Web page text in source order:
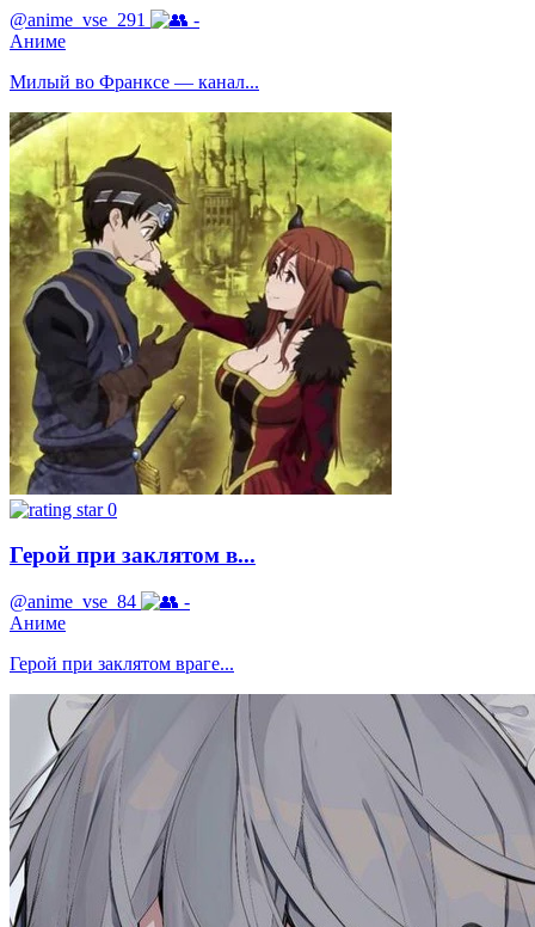
@anime_vse_291
-
Аниме
Милый во Франксе — канал...
0
Герой при заклятом в...
@anime_vse_84
-
Аниме
Герой при заклятом враге...